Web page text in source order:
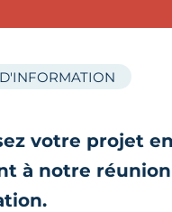
votre projet en
à notre réunion